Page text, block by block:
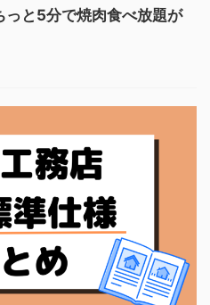
っと5分で焼肉食べ放題が